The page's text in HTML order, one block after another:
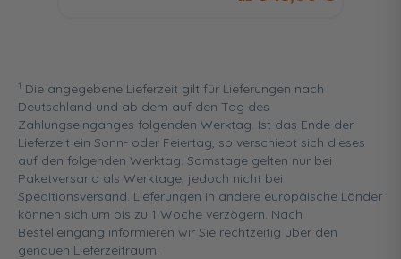
1 Die angegebene Lieferzeit gilt für Lieferungen nach
Deutschland und ab dem auf den Tag des
Zahlungseinganges folgenden Werktag. Ist das Ende der
Lieferzeit ein Sonn- oder Feiertag, so verschiebt sich dieses
auf den folgenden Werktag. Samstage gelten nur bei
Paketversand als Werktage, jedoch nicht bei
Speditionsversand. Lieferungen in andere europäische Länder
können sich um bis zu 1 Woche verzögern. Nach
Bestelleingang informieren wir Sie rechtzeitig über den
genauen Lieferzeitraum.